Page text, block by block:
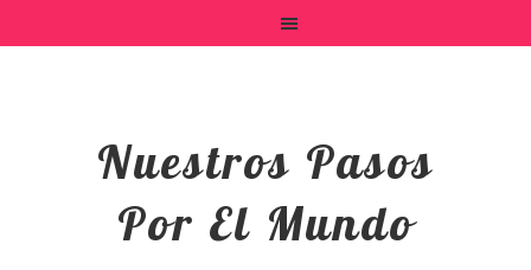
Nuestros Pasos
Por El Mundo